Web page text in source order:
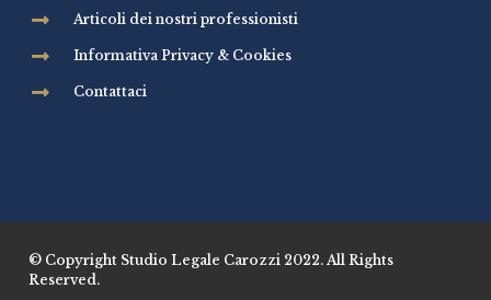
Articoli dei nostri professionisti
Informativa Privacy & Cookies
Contattaci
© Copyright Studio Legale Carozzi 2022. All Rights
Reserved.